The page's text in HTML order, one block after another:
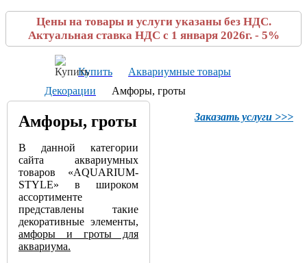
Цены на товары и услуги указаны без НДС.
Актуальная ставка НДС с 1 января 2026г. - 5%
Купить
Аквариумные товары
Декорации
Амфоры, гроты
Заказать услуги >>>
Амфоры, гроты
В данной категории
сайта аквариумных
товаров «AQUARIUM-
STYLE» в широком
ассортименте
представлены такие
декоративные элементы,
амфоры и гроты для
аквариума.